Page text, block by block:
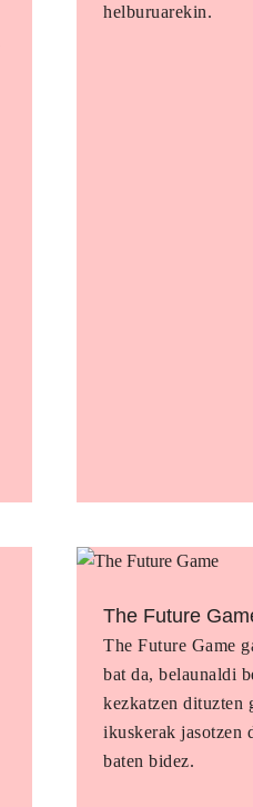
helburuarekin.
The Future
The Future Game
bat da, belaunaldi
kezkatzen dituzten
ikuskerak jasotzen
baten bidez.